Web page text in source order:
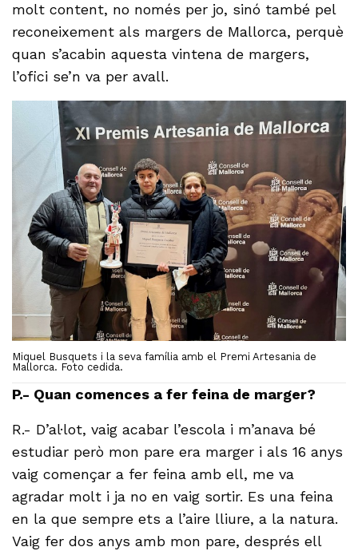
molt content, no només per jo, sinó també pel
reconeixement als margers de Mallorca, perquè
quan s’acabin aquesta vintena de margers,
l’ofici se’n va per avall.
Miquel Busquets i la seva família amb el Premi Artesania de
Mallorca. Foto cedida.
P.- Quan comences a fer feina de marger?
R.- D’al·lot, vaig acabar l’escola i m’anava bé
estudiar però mon pare era marger i als 16 anys
vaig començar a fer feina amb ell, me va
agradar molt i ja no en vaig sortir. Es una feina
en la que sempre ets a l’aire lliure, a la natura.
Vaig fer dos anys amb mon pare, després ell